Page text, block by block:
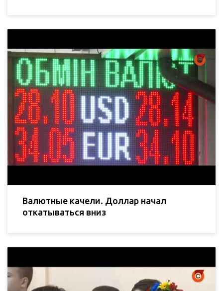
Валютные качели. Доллар начал
откатываться вниз